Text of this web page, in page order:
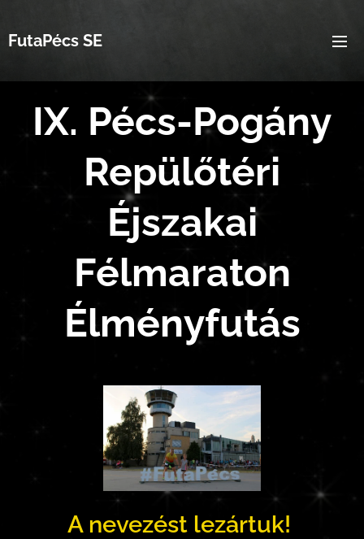
FutaPécs SE
IX. Pécs-Pogány
Repülőtéri
Éjszakai
Félmaraton
Élményfutás
A nevezést lezártuk!